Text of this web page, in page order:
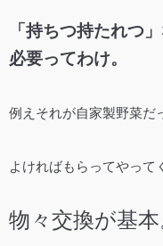
「持ちつ持たれつ
必要ってわけ。
例えそれが自家製野菜だ
よければもらってやっ
物々交換が基本